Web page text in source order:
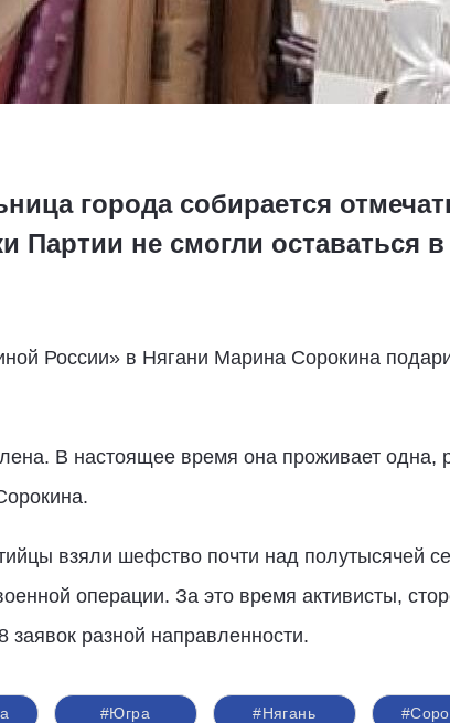
города собирается
Партии не смогли оставаться
России» в Нягани Марина Сорокина
В настоящее время она проживает одна,
взяли шефство почти над полутысячей
операции. За это время активисты,
разной направленности.
#Югра #Нягань